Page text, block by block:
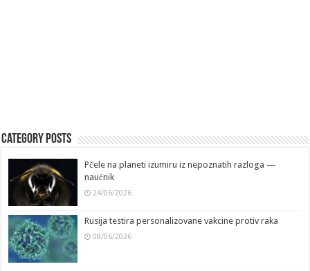
Category Posts
Pčele na planeti izumiru iz nepoznatih razloga —
naučnik
24/06/2026
Rusija testira personalizovane vakcine protiv raka
08/06/2026